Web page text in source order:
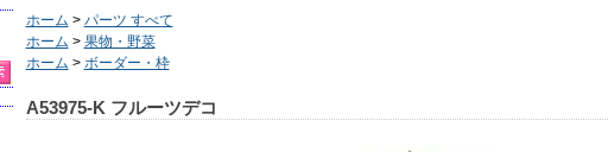
ホーム > パーツ すべて
ホーム > 果物・野菜
ホーム > ボーダー・枠
A53975-K フルーツデコ